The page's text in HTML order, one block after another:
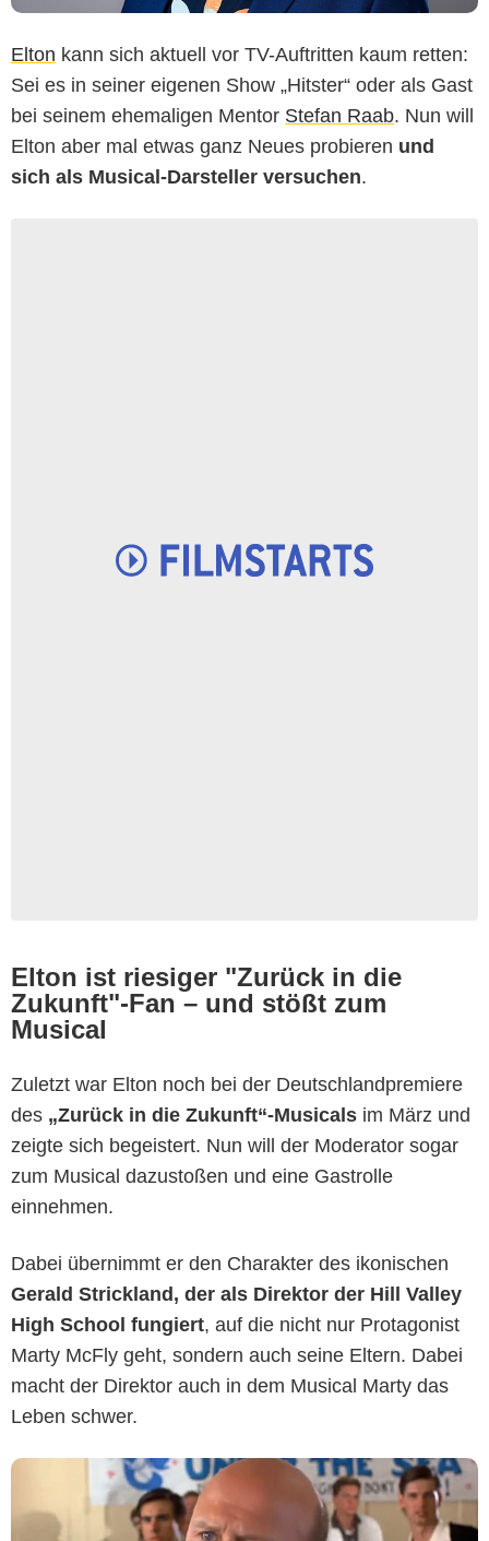
Elton kann sich aktuell vor TV-Auftritten kaum retten:
Sei es in seiner eigenen Show „Hitster“ oder als Gast
bei seinem ehemaligen Mentor Stefan Raab. Nun will
Elton aber mal etwas ganz Neues probieren und
sich als Musical-Darsteller versuchen.
Elton ist riesiger "Zurück in die
Zukunft"-Fan – und stößt zum
Musical
Zuletzt war Elton noch bei der Deutschlandpremiere
des „Zurück in die Zukunft“-Musicals im März und
zeigte sich begeistert. Nun will der Moderator sogar
zum Musical dazustoßen und eine Gastrolle
einnehmen.
Dabei übernimmt er den Charakter des ikonischen
Gerald Strickland, der als Direktor der Hill Valley
High School fungiert, auf die nicht nur Protagonist
Marty McFly geht, sondern auch seine Eltern. Dabei
macht der Direktor auch in dem Musical Marty das
Leben schwer.